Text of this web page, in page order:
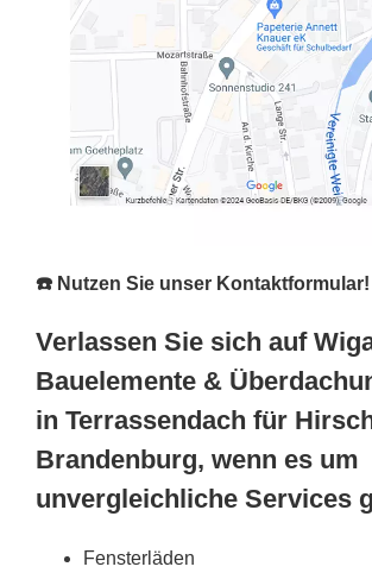
☎️ Nutzen Sie unser Kontaktformular!
Verlassen Sie sich auf
Bauelemente &
in Terrassendach für
Brandenburg, wenn es um
unvergleichliche Services
Fensterläden